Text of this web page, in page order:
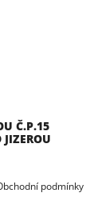
Č.P.15
podmínky